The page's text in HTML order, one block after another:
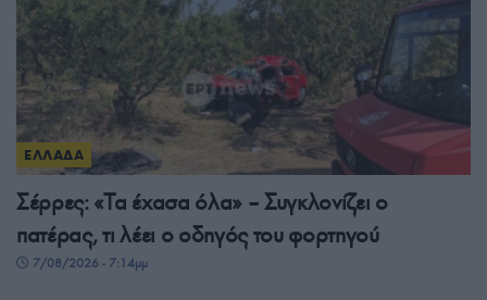
ΕΛΛΑΔΑ
Σέρρες: «Τα έχασα όλα» – Συγκλονίζει ο
πατέρας, τι λέει ο οδηγός του φορτηγού
7/08/2026 - 7:14μμ